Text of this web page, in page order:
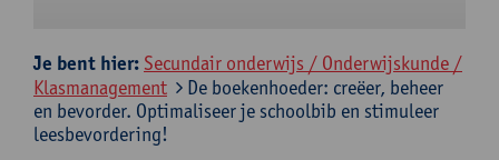
Je bent hier: Secundair onderwijs / Onderwijskunde /
Klasmanagement
De boekenhoeder: creëer, beheer
en bevorder. Optimaliseer je schoolbib en stimuleer
leesbevordering!